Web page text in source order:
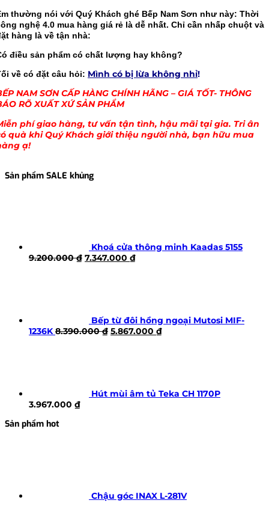
thường nói với Quý Khách ghé Bếp Nam Sơn như này: Thời
nghệ 4.0 mua hàng giá rẻ là dễ nhất. Chỉ cần nhấp chuột và
hàng là về tận nhà:
điều sản phẩm có chất lượng hay không?
về có đặt câu hỏi: Mình có bị lừa không nhỉ!
NAM SƠN CẤP HÀNG CHÍNH HÃNG – GIÁ TỐT- THÔNG
RÕ XUẤT XỨ SẢN PHẨM
phí giao hàng, tư vấn tận tình, hậu mãi tại gia. Tri ân
quà khi Quý Khách giới thiệu người nhà, bạn hữu mua
ạ!
Sản phẩm SALE khủng
Khoá cửa thông minh Kaadas 5155
9.200.000₫ Giá
7.347.000 ₫Giá
Bếp từ đôi hồng ngoại Mutosi MIF-
1236K 8.390.000₫ Giá
5.867.000 ₫Giá
Hút mùi âm tủ Teka CH 1170P
3.967.000 ₫
Sản phẩm hot
Chậu góc INAX L-281V